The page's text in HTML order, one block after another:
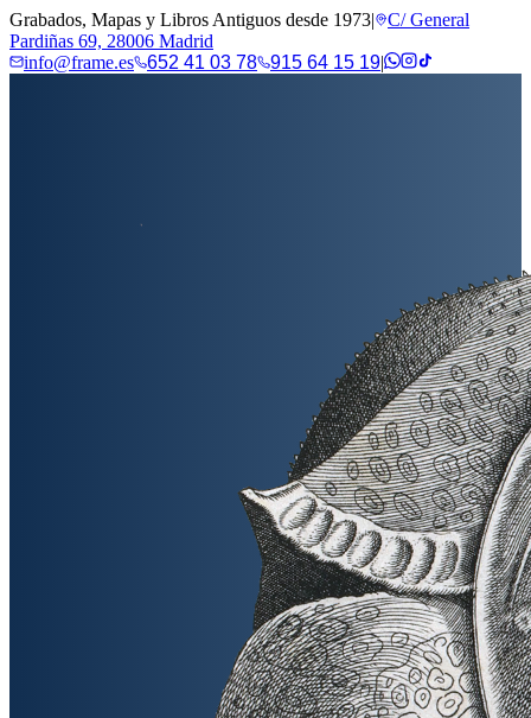
Grabados, Mapas y Libros Antiguos desde 1973|
C/ General
Pardiñas 69, 28006 Madrid
info@frame.es
652 41 03 78 915 64 15 19|